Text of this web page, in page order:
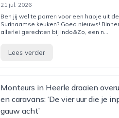
21 jul. 2026
Ben jij wel te porren voor een hapje uit
Surinaamse keuken? Goed nieuws!
allerlei gerechten bij Indo&Zo, een n...
Lees verder
Monteurs in Heerle draaien
en caravans: ‘De vier uur die je
gauw acht’